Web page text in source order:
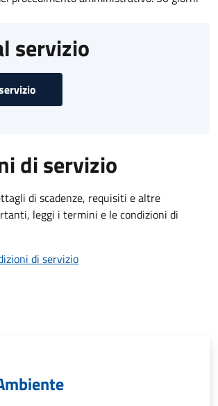
servizio
di servizio
di scadenze, requisiti e altre
leggi i termini e le condizioni di
di servizio